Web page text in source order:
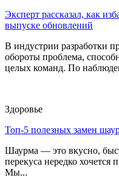
Эксперт рассказал, как
выпуске обновлений
В индустрии разработки
обороты проблема,
целых команд. По
Здоровье
Топ-5 полезных замен
Шаурма — это вкусно,
перекуса нередко хочется
Мы...